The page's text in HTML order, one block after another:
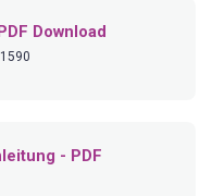
Download
- PDF